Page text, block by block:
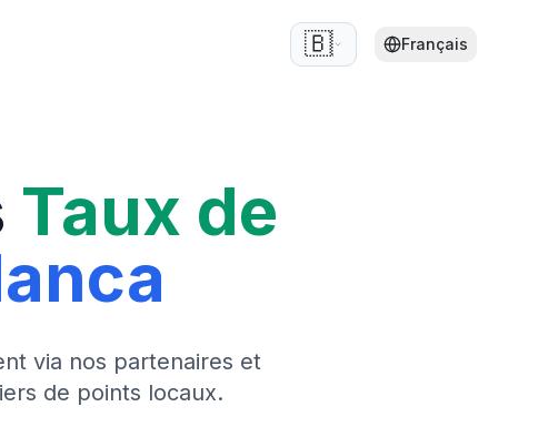
🇧🇪 Français
Taux de
via nos partenaires et
de points locaux.